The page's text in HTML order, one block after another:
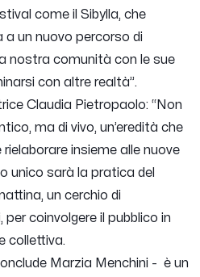
come il Sibylla, che
un nuovo percorso di
nostra comunità con le sue
con altre realtà”.
Claudia Pietropaolo: “Non
ma di vivo, un’eredità che
insieme alle nuove
unico sarà la pratica del
un cerchio di
coinvolgere il pubblico in
collettiva.
Marzia Menchini - è un